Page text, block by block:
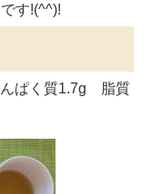
す!(^^)!
んぱく質1.7g 脂質